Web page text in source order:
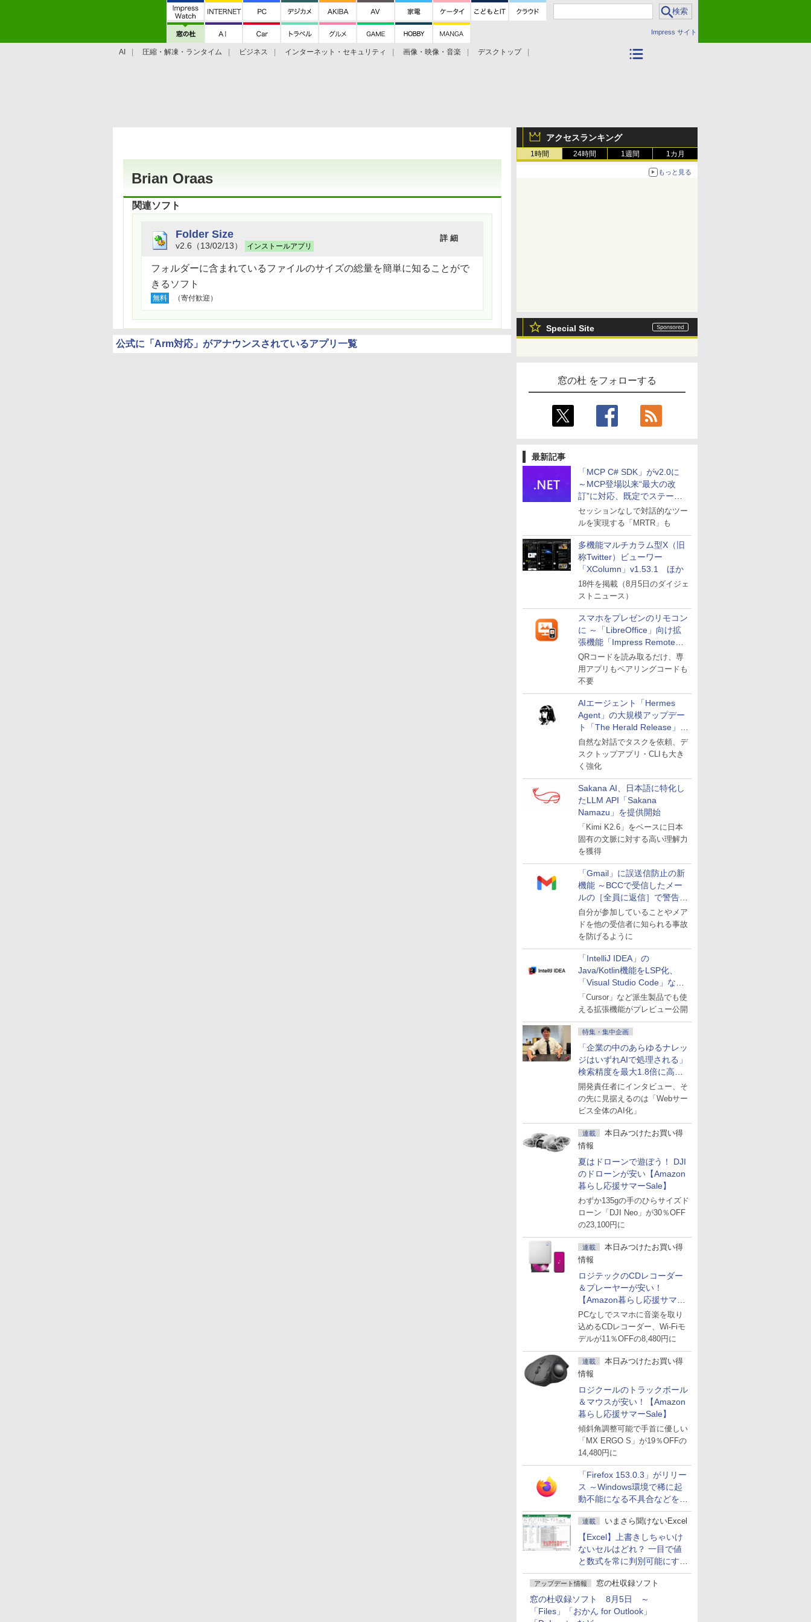
Impress サイト
AI 圧縮・解凍・ランタイム ビジネス インターネット・セキュリティ 画像・映像・音楽
デスクトップ
アクセスランキング
1時間 24時間 1週間 1カ月
もっと見る
Special Site
窓の杜 をフォローする
最新記事
「MCP C# SDK」がv2.0に
～MCP登場以来“最大の改
訂”に対応、既定でステート
レスへ
セッションなしで対話的なツー
ルを実現する「MRTR」も
多機能マルチカラム型X（旧
称Twitter）ビューワー
「XColumn」v1.53.1 ほか
18件を掲載（8月5日のダイジェ
ストニュース）
スマホをプレゼンのリモコン
に ～「LibreOffice」向け拡
張機能「Impress Remote」
が公開
QRコードを読み取るだけ、専
用アプリもペアリングコードも
不要
AIエージェント「Hermes
Agent」の大規模アップデー
ト「The Herald Release」が
公開
自然な対話でタスクを依頼、デ
スクトップアプリ・CLIも大き
く強化
Sakana AI、日本語に特化し
たLLM API「Sakana
Namazu」を提供開始
「Kimi K2.6」をベースに日本
固有の文脈に対する高い理解力
を獲得
「Gmail」に誤送信防止の新
機能 ～BCCで受信したメー
ルの［全員に返信］で警告を
表示
自分が参加していることやメア
ドを他の受信者に知られる事故
を防げるように
「IntelliJ IDEA」の
Java/Kotlin機能をLSP化、
「Visual Studio Code」など
にも開放
「Cursor」など派生製品でも使
える拡張機能がプレビュー公開
特集・集中企画
「企業の中のあらゆるナレッ
ジはいずれAIで処理される」
検索精度を最大1.8倍に高め
た「GMO AI RAG」は無償の
OSS版で「1社1RAG」を目
指す
開発責任者にインタビュー、そ
の先に見据えるのは「Webサー
ビス全体のAI化」
連載
本日みつけたお買い得
情報
夏はドローンで遊ぼう！ DJI
のドローンが安い【Amazon
暮らし応援サマーSale】
わずか135gの手のひらサイズド
ローン「DJI Neo」が30％OFF
の23,100円に
連載
本日みつけたお買い得
情報
ロジテックのCDレコーダー
＆プレーヤーが安い！
【Amazon暮らし応援サマー
Sale】
PCなしでスマホに音楽を取り
込めるCDレコーダー、Wi-Fiモ
デルが11％OFFの8,480円に
連載
本日みつけたお買い得
情報
ロジクールのトラックボール
＆マウスが安い！【Amazon
暮らし応援サマーSale】
傾斜角調整可能で手首に優しい
「MX ERGO S」が19％OFFの
14,480円に
「Firefox 153.0.3」がリリー
ス ～Windows環境で稀に起
動不能になる不具合などを解
決
連載 いまさら聞けないExcel
【Excel】上書きしちゃいけ
ないセルはどれ？ 一目で値
と数式を常に判別可能にする
方法
アップデート情報 窓の杜収録ソフト
窓の杜収録ソフト 8月5日 ～
「Files」「おかん for Outlook」
Brian Oraas
関連ソフト
Folder Size
v2.6（13/02/13） インストールアプリ
詳 細
フォルダーに含まれているファイルのサイズの総量を簡単に知ることがで
きるソフト
無料 （寄付歓迎）
公式に「Arm対応」がアナウンスされているアプリ一覧